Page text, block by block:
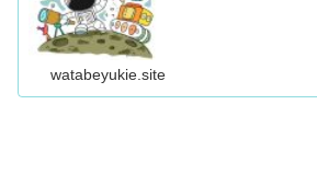
watabeyukie.site